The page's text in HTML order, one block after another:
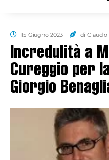
15 Giugno 2023 di
Incredulità a
Cureggio per
Giorgio